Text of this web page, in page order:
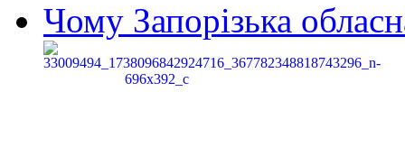
Чому Запорізька